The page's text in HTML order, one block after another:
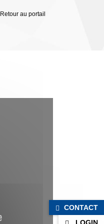
Retour au portail
CONTACT